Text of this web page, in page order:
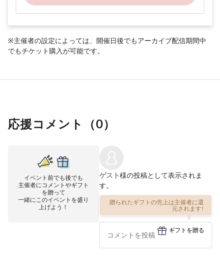
※主催者の設定によっては、開催日後でもアーカイブ配信期間中
でもチケット購入が可能です。
応援コメント（0）
イベント前でも後でも
主催者にコメントやギフト
を贈って
一緒にこのイベントを盛り
上げよう！
ゲスト様の投稿として表示されま
す。
贈られたギフトの売上は主催者に還
元されます!
ギフトを贈る